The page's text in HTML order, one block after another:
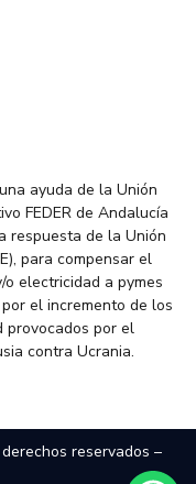
ayuda de la Unión
FEDER de Andalucía
respuesta de la Unión
para compensar el
electricidad a pymes
el incremento de los
provocados por el
contra Ucrania.
reservados –